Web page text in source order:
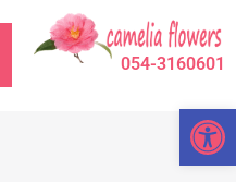
054-3160601
פתח סרגל נגישות